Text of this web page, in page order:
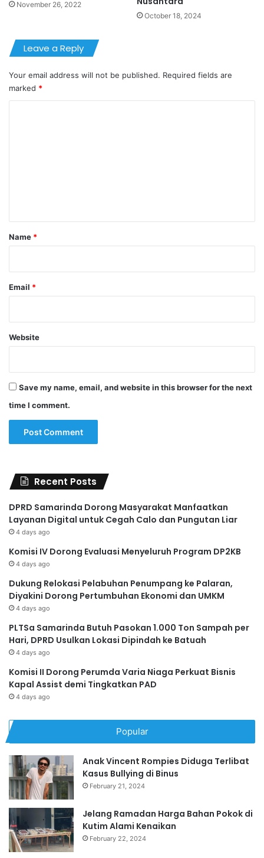
November 26, 2022
October 18, 2024
Leave a Reply
Your email address will not be published. Required fields are
marked *
*
Name *
Email *
Website
Save my name, email, and website in this browser for the next
time I comment.
Recent Posts
DPRD Samarinda Dorong Masyarakat Manfaatkan
Layanan Digital untuk Cegah Calo dan Pungutan Liar
4 days ago
Komisi IV Dorong Evaluasi Menyeluruh Program DP2KB
4 days ago
Dukung Relokasi Pelabuhan Penumpang ke Palaran,
Diyakini Dorong Pertumbuhan Ekonomi dan UMKM
4 days ago
PLTSa Samarinda Butuh Pasokan 1.000 Ton Sampah per
Hari, DPRD Usulkan Lokasi Dipindah ke Batuah
4 days ago
Komisi II Dorong Perumda Varia Niaga Perkuat Bisnis
Kapal Assist demi Tingkatkan PAD
4 days ago
Popular
Anak Vincent Rompies Diduga Terlibat
Kasus Bullying di Binus
February 21, 2024
Jelang Ramadan Harga Bahan Pokok di
Kutim Alami Kenaikan
February 22, 2024